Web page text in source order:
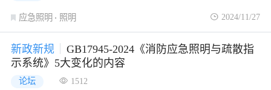
应急照明 照明 2024/11/27
新政新规
GB17945-2024《消防应急照明与疏散指
示系统》5大变化的内容
论坛 1512